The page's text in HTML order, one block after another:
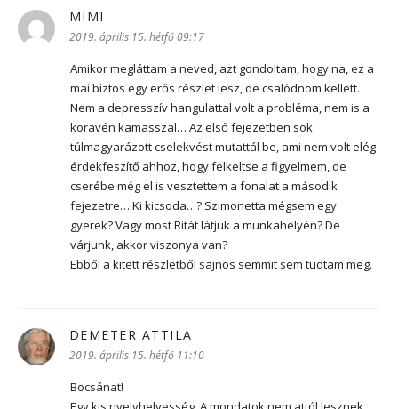
MIMI
2019. április 15. hétfő 09:17
Amikor megláttam a neved, azt gondoltam, hogy na, ez a
mai biztos egy erős részlet lesz, de csalódnom kellett.
Nem a depresszív hangulattal volt a probléma, nem is a
koravén kamasszal… Az első fejezetben sok
túlmagyarázott cselekvést mutattál be, ami nem volt elég
érdekfeszítő ahhoz, hogy felkeltse a figyelmem, de
cserébe még el is vesztettem a fonalat a második
fejezetre… Ki kicsoda…? Szimonetta mégsem egy
gyerek? Vagy most Ritát látjuk a munkahelyén? De
várjunk, akkor viszonya van?
Ebből a kitett részletből sajnos semmit sem tudtam meg.
DEMETER ATTILA
2019. április 15. hétfő 11:10
Bocsánat!